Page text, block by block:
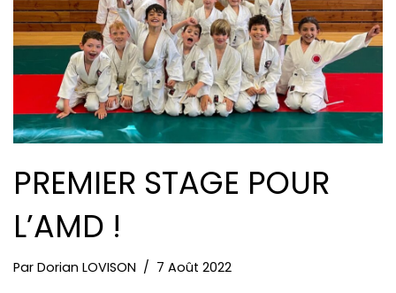
PREMIER STAGE POUR
L’AMD !
Par Dorian LOVISON 7 Août 2022